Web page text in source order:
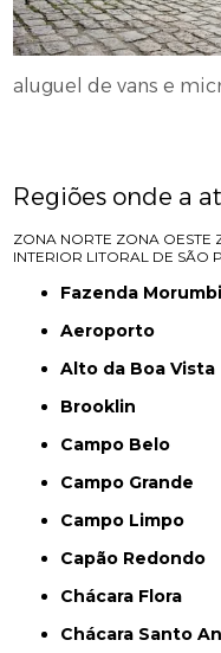
aluguel de vans e
Regiões onde a
ZONA NORTE ZONA OESTE
INTERIOR LITORAL DE SÃO
Fazenda Morumbi
Aeroporto
Alto da Boa Vista
Brooklin
Campo Belo
Campo Grande
Campo Limpo
Capão Redondo
Chácara Flora
Chácara Santo